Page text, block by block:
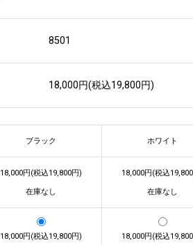
8501
18,000円(税込19,800円)
ブラック ホワイト
18,000円(税込19,800円)
在庫なし
18,000円(税込
在庫なし
18,000円(税込19,800円) 18,000円(税込